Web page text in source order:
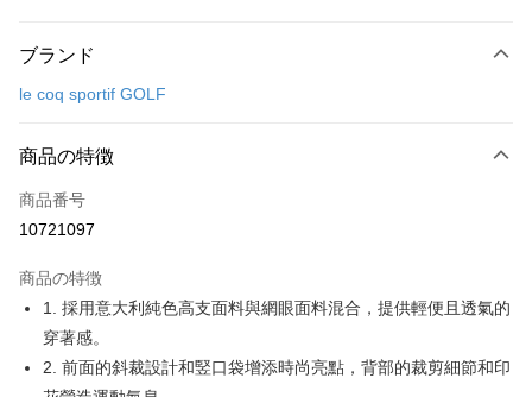
クレジットカード1回払い
LINE Pay
Apple Pay
Easy Wallet
OP Pay Later
説明
【OP Pay Later 使用説明】
ブランド
le coq sportif GOLF
商品の特徴
商品番号
10721097
商品の特徴
1. 採用意大利純色高支面料與網眼面料混合，提供輕便且透氣的
穿著感。
2. 前面的斜裁設計和竪口袋增添時尚亮點，背部的裁剪細節和印